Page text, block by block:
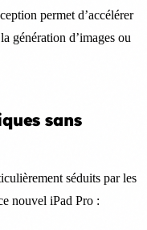
permet d’accélérer
génération d’images ou
sans
séduits par les
nouvel iPad Pro :